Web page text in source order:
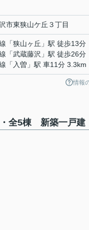
市東狭山ケ丘 ３丁目
「狭山ヶ丘 」駅 徒歩13分
「武蔵藤沢 」駅 徒歩26分
「 入曽 」駅 車11分 3.3km
情報
・全5棟 新築一戸